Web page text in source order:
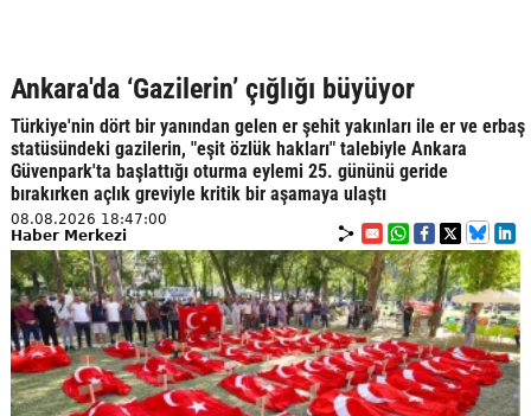
Ankara'da ‘Gazilerin’ çığlığı büyüyor
Türkiye'nin dört bir yanından gelen er şehit yakınları ile er ve erbaş
statüsündeki gazilerin, "eşit özlük hakları" talebiyle Ankara
Güvenpark'ta başlattığı oturma eylemi 25. gününü geride
bırakırken açlık greviyle kritik bir aşamaya ulaştı
08.08.2026 18:47:00
Haber Merkezi